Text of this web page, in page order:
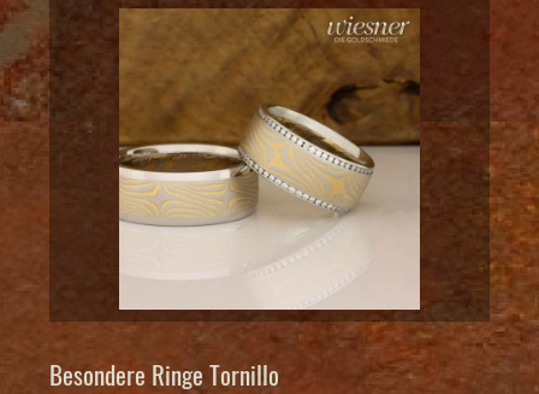
Besondere Ringe Tornillo